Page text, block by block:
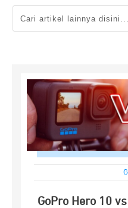
GoPro Hero 10